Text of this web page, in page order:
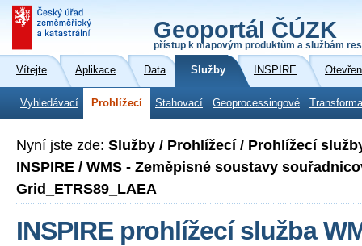
Geoportál ČÚZK
přístup k mapovým produktům a službám
Vítejte Aplikace Data Služby INSPIRE
Vyhledávací Prohlížecí Stahovací Geoprocessingové
Nyní jste zde: Služby / Prohlížecí / Prohlížecí
INSPIRE / WMS - Zeměpisné soustavy
Grid_ETRS89_LAEA
INSPIRE prohlížecí služba